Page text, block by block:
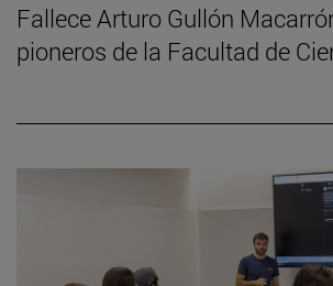
Fallece Arturo Gullón
pioneros de la Facultad de